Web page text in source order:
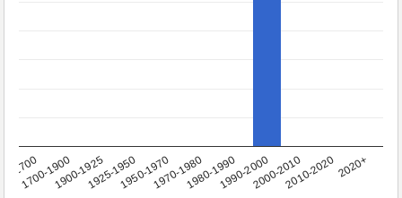
<1700
1700-19001900-19251925-19501950-19701970-19801980-19901990-20002000-20102010-20202020+